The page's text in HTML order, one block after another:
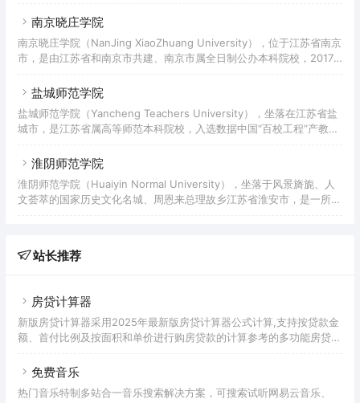
1983年创建的南京财贸学院；1987年更名为南京审计学院；2002年南
教育部批准更为南京审计大学；2021年获批博士学位授予单位（需加
强建设）。 截至2022年5月，南京审计大学占地面积120万平方米，拥
南京晓庄学院
南京晓庄学院（NanJing XiaoZhuang University），位于江苏省南京
市，是由江苏省和南京市共建、南京市属全日制公办本科院校，2017
1927年创办的晓庄试验乡村师范；2000年3月，原南京师范专科学
2014年，南京幼儿高等师范学校并入。截至2022年6月，学校有方
山、莫愁和晓庄（行知园）三个校区，校园总面积近1500亩；设有15
盐城师范学院
盐城师范学院（Yancheng Teachers University），坐落在江苏省盐
城市，是江苏省属高等师范本科院校，入选数据中国“百校工程”产教融
级硕士立项建设单位。学校创建于1958年，前身是盐城师范专科学校
该校入选新疆维吾尔自治区“国培计划”项目——农村小学语文教师脱产
置换培训项目。截至2022年1月，学校有通榆和新长两个校区，校园占
淮阴师范学院
淮阴师范学院（Huaiyin Normal University），坐落于风景旖旎、人
文荟萃的国家历史文化名城、周恩来总理故乡江苏省淮安市，是一所以
范学校并入。2021年，经国务院学位委员会审议通过，淮阴师范学院
站长推荐
房贷计算器
新版房贷计算器采用2025年最新版房贷计算器公式计算,支持按贷款金
额、首付比例及按面积和单价进行购房贷款的计算参考的多功能房贷计
贷款利率、首付、月供明细等提供计算参考。
免费音乐
热门音乐特制多站合一音乐搜索解决方案，可搜索试听网易云音乐、